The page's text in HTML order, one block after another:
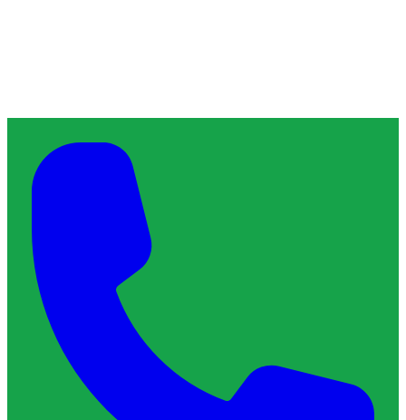
À propos de ChronoServe
L'artisan de confiance qu'il vous faut, près de chez vous.
Services & Interventions
Trouver un plombier
Trouver un serrurier
Trouver un électricien
Trouver un vitrier
Trouver un chauffagiste
Trouver un dératiseur
Trouver un déboucheur de canalisation
Trouver un réparateur de volets roulants